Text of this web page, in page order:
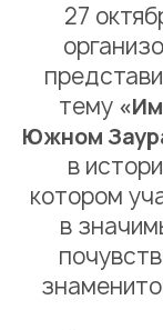
27
тему
Южном
в
котором
в